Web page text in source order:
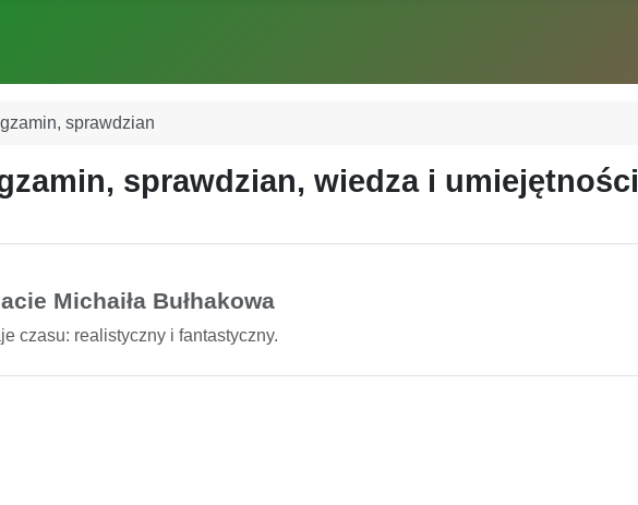
sprawdzian
sprawdzian, wiedza i umiejętności
Michaiła Bułhakowa
czasu: realistyczny i fantastyczny.